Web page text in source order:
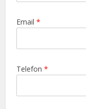
Email*
Telefon*